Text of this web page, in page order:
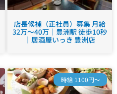
店長候補（正社員）募集 月給
32万～40万｜豊洲駅 徒歩10秒
｜居酒屋いっき 豊洲店
時給 1100円～